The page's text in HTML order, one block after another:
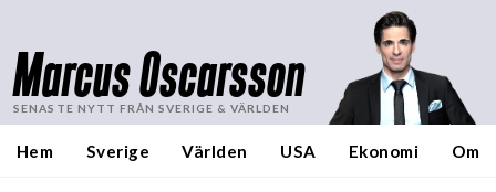
Marcus Oscarsson
SENASTE NYTT FRÅN SVERIGE & VÄRLDEN
Hem Sverige Världen USA Ekonomi Om